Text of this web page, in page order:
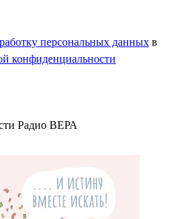
персональных данных в
конфиденциальности
Радио ВЕРА